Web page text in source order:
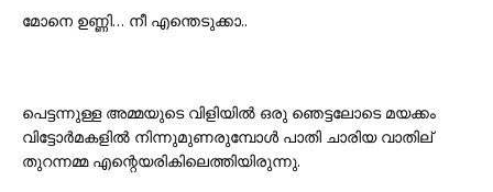
മോനെ ഉണ്ണി… നീ എന്തെടുക്കാ..
പെട്ടന്നുള്ള അമ്മയുടെ വിളിയിൽ ഒരു ഞെട്ടലോടെ മയക്കം
വിട്ടോർമകളിൽ നിന്നുമുണരുമ്പോൾ പാതി ചാരിയ വാതില്
തുറന്നമ്മ എന്റെയരികിലെത്തിയിരുന്നു.